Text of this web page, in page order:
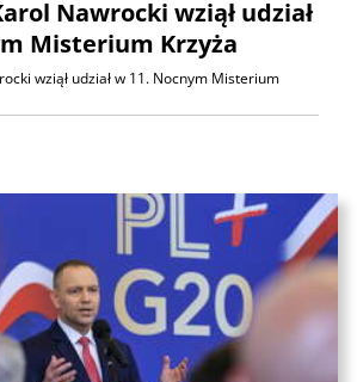
Nawrocki wziął udział
Misterium Krzyża
wziął udział w 11. Nocnym Misterium